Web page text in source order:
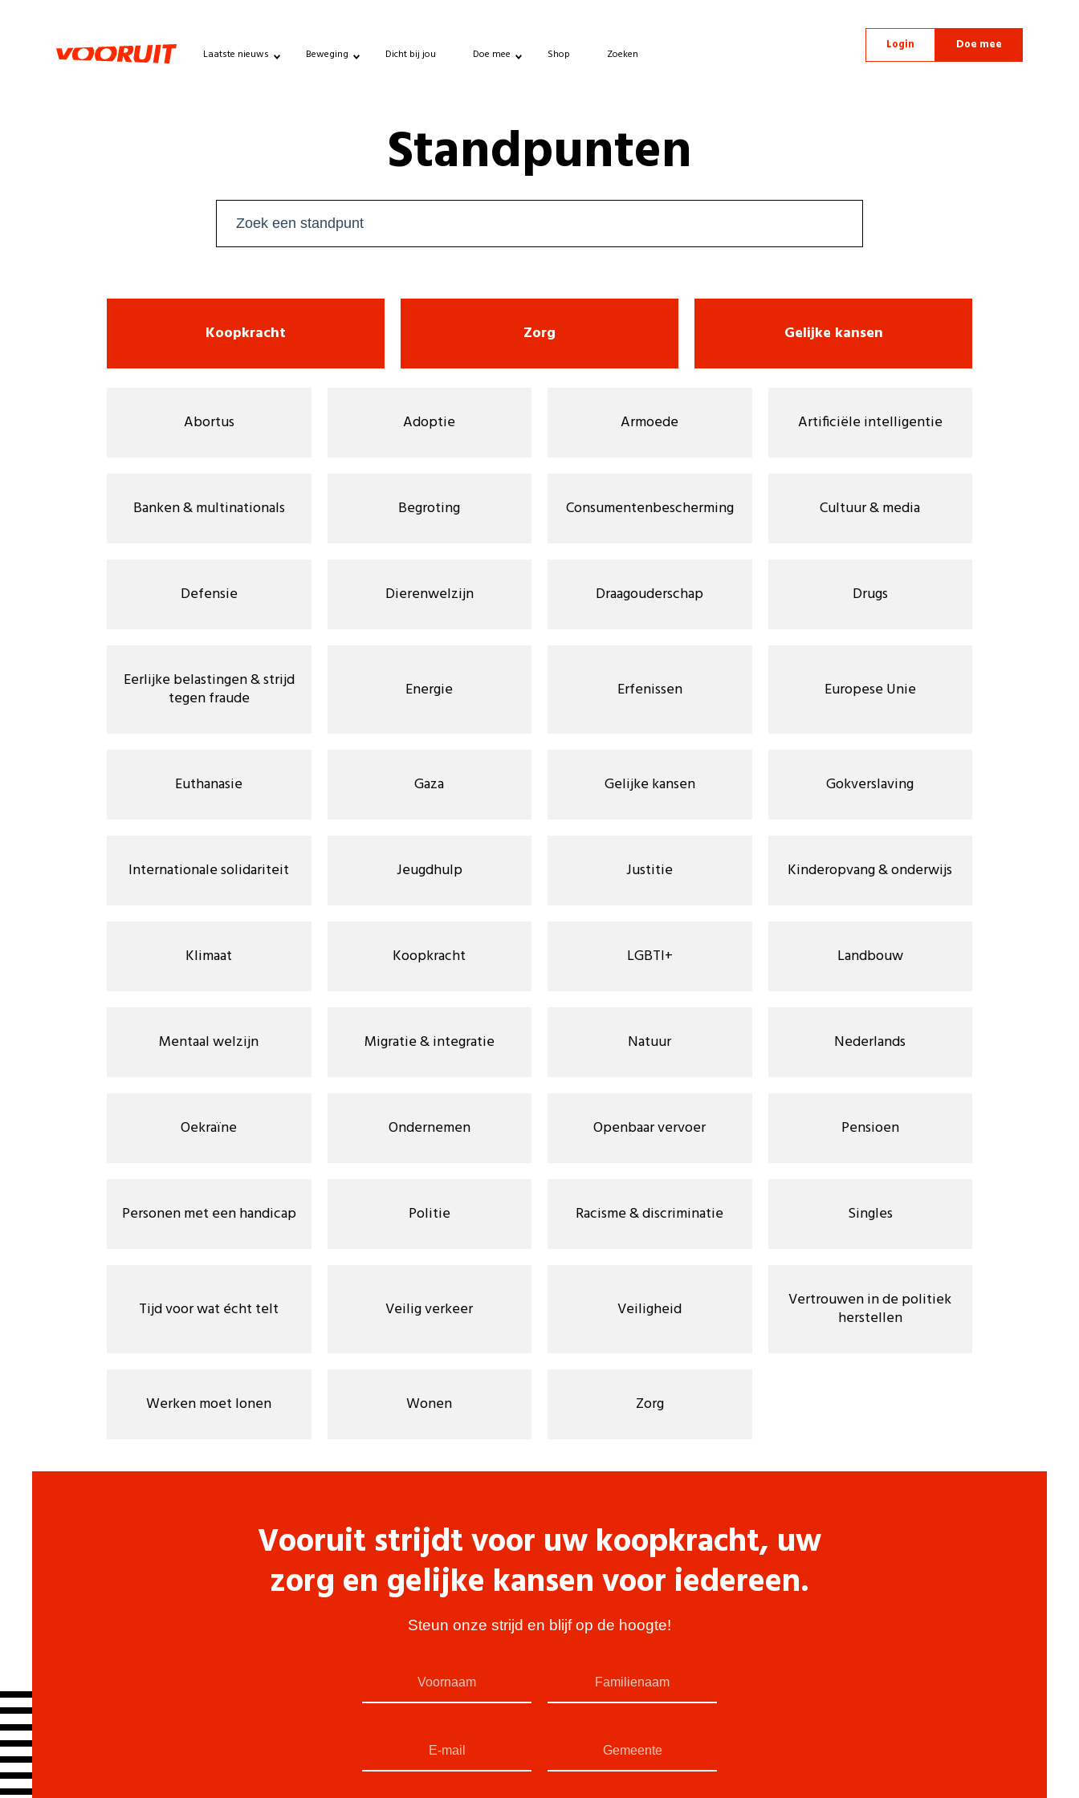
Laatste nieuws Beweging Dicht bij jou Doe mee Shop Zoeken
Login Doe mee
Standpunten
Koopkracht Zorg Gelijke kansen
Abortus Adoptie Armoede Artificiële intelligentie
Banken & multinationals Begroting Consumentenbescherming Cultuur & media
Defensie Dierenwelzijn Draagouderschap Drugs
Eerlijke belastingen & strijd
tegen fraude Energie Erfenissen Europese Unie
Euthanasie Gaza Gelijke kansen Gokverslaving
Internationale solidariteit Jeugdhulp Justitie Kinderopvang & onderwijs
Klimaat Koopkracht LGBTI+ Landbouw
Mentaal welzijn Migratie & integratie Natuur Nederlands
Oekraïne Ondernemen Openbaar vervoer Pensioen
Personen met een handicap Politie Racisme & discriminatie Singles
Tijd voor wat écht telt Veilig verkeer Veiligheid Vertrouwen in de politiek
herstellen
Werken moet lonen Wonen Zorg
Vooruit strijdt voor uw koopkracht, uw
zorg en gelijke kansen voor iedereen.
Steun onze strijd en blijf op de hoogte!